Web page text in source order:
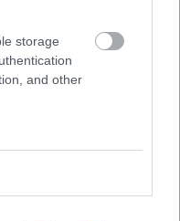
storage
and other